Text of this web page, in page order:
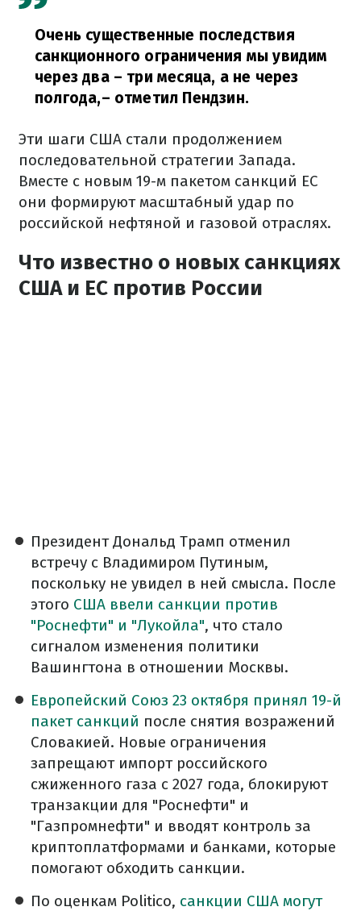
Очень существенные последствия
санкционного ограничения мы увидим
через два – три месяца, а не через
полгода,– отметил Пендзин.
Эти шаги США стали продолжением
последовательной стратегии Запада.
Вместе с новым 19-м пакетом санкций ЕС
они формируют масштабный удар по
российской нефтяной и газовой отраслях.
Что известно о новых санкциях
США и ЕС против России
Президент Дональд Трамп отменил
встречу с Владимиром Путиным,
поскольку не увидел в ней смысла. После
этого США ввели санкции против
"Роснефти" и "Лукойла", что стало
сигналом изменения политики
Вашингтона в отношении Москвы.
Европейский Союз 23 октября принял 19-й
пакет санкций после снятия возражений
Словакией. Новые ограничения
запрещают импорт российского
сжиженного газа с 2027 года, блокируют
транзакции для "Роснефти" и
"Газпромнефти" и вводят контроль за
криптоплатформами и банками, которые
помогают обходить санкции.
По оценкам Politico, санкции США могут